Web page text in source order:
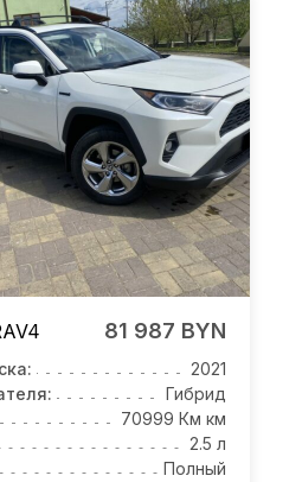
81 987 BYN
2021
Гибрид
70999 Км км
2.5 л
Полный